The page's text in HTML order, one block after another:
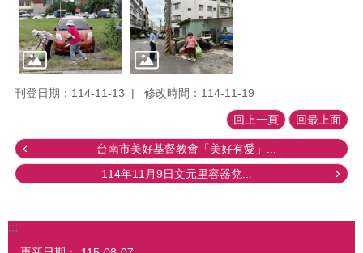
刊登日期：114-11-13 修改時間：114-11-19
回上一頁 回最上面
台南市美好基督教會「美好有愛」...
114年11月9日文元里容器兌...
:::